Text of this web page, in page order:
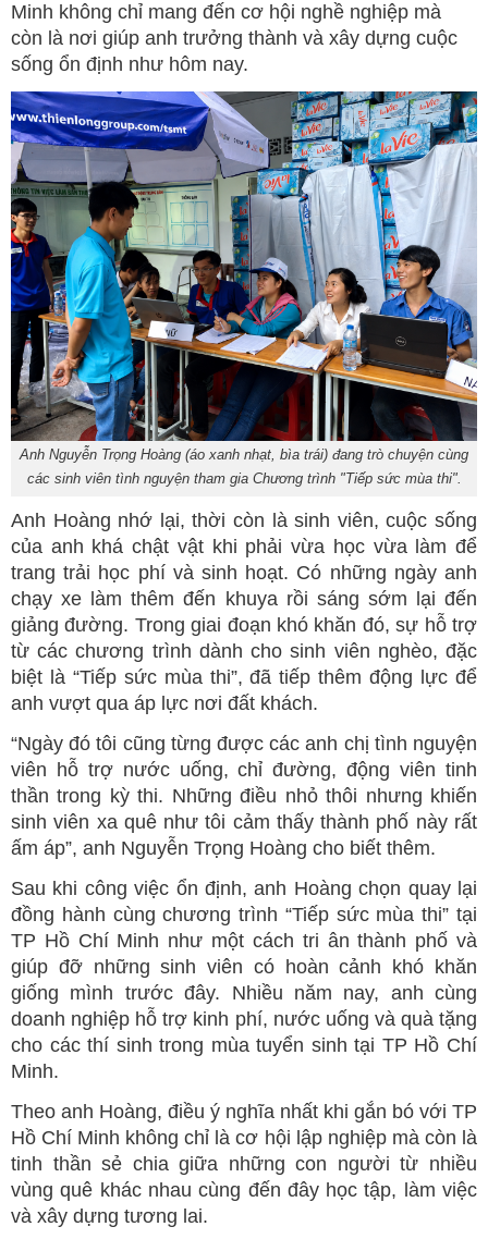
Minh không chỉ mang đến cơ hội nghề nghiệp mà
còn là nơi giúp anh trưởng thành và xây dựng cuộc
sống ổn định như hôm nay.
Anh Nguyễn Trọng Hoàng (áo xanh nhạt, bìa trái) đang trò chuyện cùng
các sinh viên tình nguyện tham gia Chương trình "Tiếp sức mùa thi".
Anh Hoàng nhớ lại, thời còn là sinh viên, cuộc sống
của anh khá chật vật khi phải vừa học vừa làm để
trang trải học phí và sinh hoạt. Có những ngày anh
chạy xe làm thêm đến khuya rồi sáng sớm lại đến
giảng đường. Trong giai đoạn khó khăn đó, sự hỗ trợ
từ các chương trình dành cho sinh viên nghèo, đặc
biệt là “Tiếp sức mùa thi”, đã tiếp thêm động lực để
anh vượt qua áp lực nơi đất khách.
“Ngày đó tôi cũng từng được các anh chị tình nguyện
viên hỗ trợ nước uống, chỉ đường, động viên tinh
thần trong kỳ thi. Những điều nhỏ thôi nhưng khiến
sinh viên xa quê như tôi cảm thấy thành phố này rất
ấm áp”, anh Nguyễn Trọng Hoàng cho biết thêm.
Sau khi công việc ổn định, anh Hoàng chọn quay lại
đồng hành cùng chương trình “Tiếp sức mùa thi” tại
TP Hồ Chí Minh như một cách tri ân thành phố và
giúp đỡ những sinh viên có hoàn cảnh khó khăn
giống mình trước đây. Nhiều năm nay, anh cùng
doanh nghiệp hỗ trợ kinh phí, nước uống và quà tặng
cho các thí sinh trong mùa tuyển sinh tại TP Hồ Chí
Minh.
Theo anh Hoàng, điều ý nghĩa nhất khi gắn bó với TP
Hồ Chí Minh không chỉ là cơ hội lập nghiệp mà còn là
tinh thần sẻ chia giữa những con người từ nhiều
vùng quê khác nhau cùng đến đây học tập, làm việc
và xây dựng tương lai.